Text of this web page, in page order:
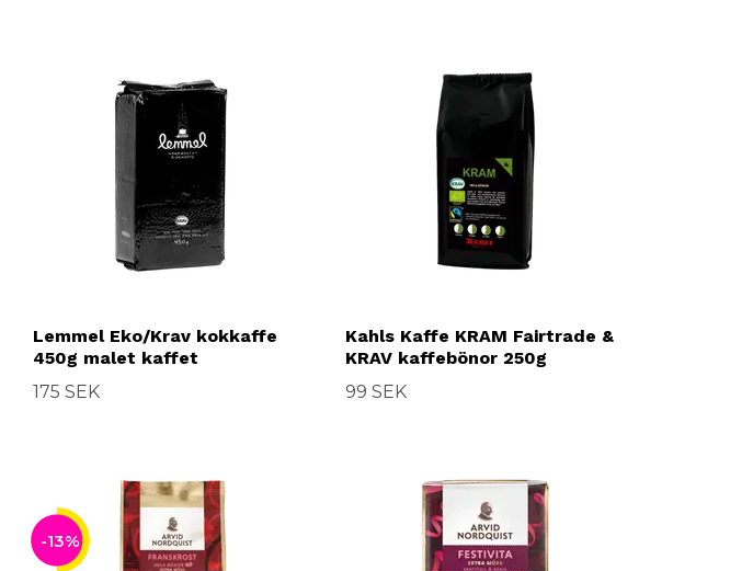
Lemmel Eko/Krav kokkaffe
450g malet kaffet
175 SEK
Kahls Kaffe KRAM Fairtrade &
KRAV kaffebönor 250g
99 SEK
-13%